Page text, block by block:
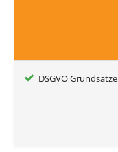
DSGVO Grundsätze